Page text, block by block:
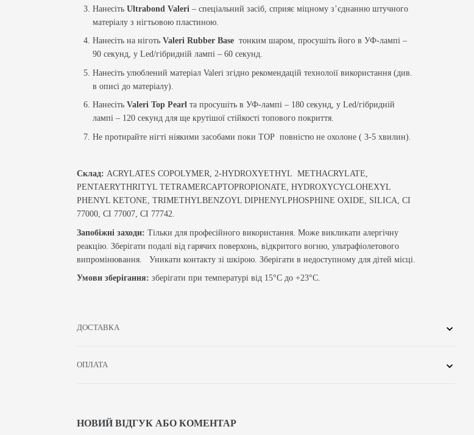
Нанесіть Ultrabond Valeri – спеціальний засіб, сприяє міцному з’єднанню штучного
матеріалу з нігтьовою пластиною.
Нанесіть на ніготь Valeri Rubber Base тонким шаром, просушіть його в УФ-лампі –
90 секунд, у Led/гібридній лампі – 60 секунд.
Нанесіть улюблений матеріал Valeri згідно рекомендацій технолоії використання (див.
в описі до матеріалу).
Нанесіть Valeri Top Pearl та просушіть в УФ-лампі – 180 секунд, у Led/гібридній
лампі – 120 секунд для ще крутішої стійкості топового покриття.
Не протирайте нігті ніякими засобами поки ТОР повністю не охолоне ( 3-5 хвилин).
Склад: ACRYLATES COPOLYMER, 2-HYDROXYETHYL METHACRYLATE,
PENTAERYTHRITYL TETRAMERCAPTOPROPIONATE, HYDROXYCYCLOHEXYL
PHENYL KETONE, TRIMETHYLBENZOYL DIPHENYLPHOSPHINE OXIDE, SILICA, CI
77000, CI 77007, CI 77742.
Запобіжні заходи: Тільки для професійного використання. Може викликати алергічну
реакцію. Зберігати подалі від гарячих поверхонь, відкритого вогню, ультрафіолетового
випромінювання. Уникати контакту зі шкірою. Зберігати в недоступному для дітей місці.
Умови зберігання: зберігати при температурі від 15°C до +23°C.
ДОСТАВКА
ОПЛАТА
НОВИЙ ВІДГУК АБО КОМЕНТАР